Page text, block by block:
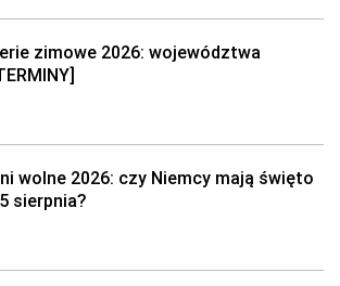
zimowe 2026: województwa
wolne 2026: czy Niemcy mają święto
sierpnia?